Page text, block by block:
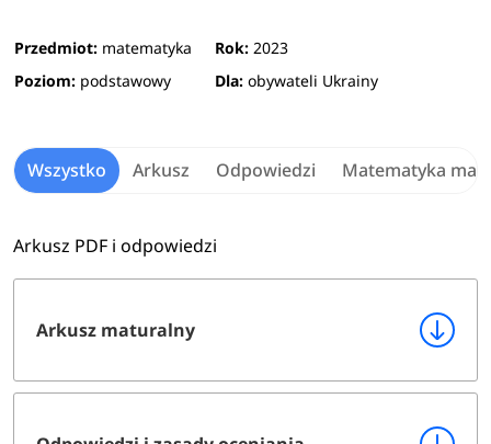
Przedmiot:matematyka Rok:2023
Poziom:podstawowy Dla:obywateli Ukrainy
Wszystko Arkusz Odpowiedzi Matematyka
Arkusz PDF i odpowiedzi
Arkusz maturalny